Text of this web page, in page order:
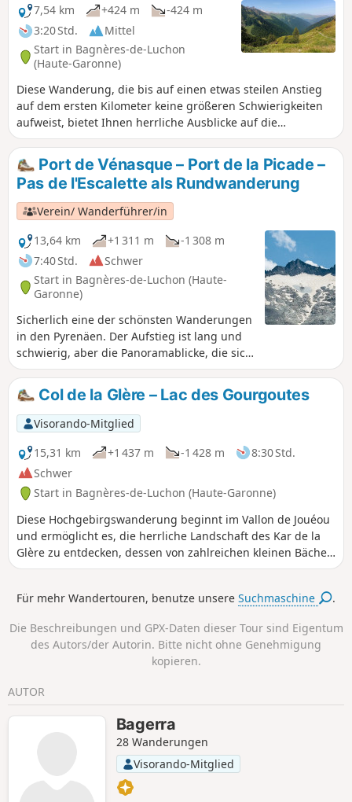
7,54 km
+424 m
-424 m
3:20 Std.
Mittel
Start in Bagnères-de-Luchon
(Haute-Garonne)
Diese Wanderung, die bis auf einen etwas steilen Anstieg
auf dem ersten Kilometer keine größeren Schwierigkeiten
aufweist, bietet Ihnen herrliche Ausblicke auf die
Sommerweiden des Luchonnais (Schafe, Kühe, Pferde), den
Aufstieg nach Vénasque und den Crête de la Pique.
Port de Vénasque – Port de la Picade –
Pas de l'Escalette als Rundwanderung
Verein/ Wanderführer/in
13,64 km
+1 311 m
-1 308 m
7:40 Std.
Schwer
Start in Bagnères-de-Luchon (Haute-
Garonne)
Sicherlich eine der schönsten Wanderungen
in den Pyrenäen. Der Aufstieg ist lang und
schwierig, aber die Panoramablicke, die sich
Ihnen bieten, lassen Sie die müden Beine
vergessen. Hinter den azurblauen Boums du
Port bietet Ihnen die Verwerfung des Port de
Venasque den schönsten Balkon auf die
Maladeta und ihren Herrn, den Aneto. Der
Port de la Picade mit seinen herrlichen
Panoramablicken, der Pas de l'Escalette und
der Kamm von Crabidès runden diese
unvergessliche Wanderung ab.
Col de la Glère – Lac des Gourgoutes
Visorando-Mitglied
15,31 km
+1 437 m -1 428 m
8:30 Std.
Schwer
Start in Bagnères-de-Luchon (Haute-Garonne)
Diese Hochgebirgswanderung beginnt im Vallon de Jouéou
und ermöglicht es, die herrliche Landschaft des Kar de la
Glère zu entdecken, dessen von zahlreichen kleinen Bächen
durchzogene Hänge vom Grenzkamm zu Spanien und dem
angekommen, führt ein leichter Abstieg auf der spanischen
des Pic de la Glère, bietet sich ein herrlicher Blick auf den
Aneto und das Maladeta-Massiv – eine schöne Belohnung.
Für mehr Wandertouren, benutze unsereSuchmaschine .
Die Beschreibungen und GPX-Daten dieser Tour sind Eigentum
des Autors/der Autorin. Bitte nicht ohne Genehmigung
kopieren.
AUTOR
Bagerra
28 Wanderungen
Visorando-Mitglied